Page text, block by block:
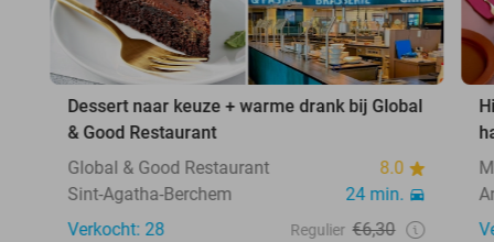
Dessert naar keuze + warme drank bij Global
& Good Restaurant
Global & Good Restaurant
8.0
Sint-Agatha-Berchem
24 min.
Verkocht: 28
Regulier €6,30